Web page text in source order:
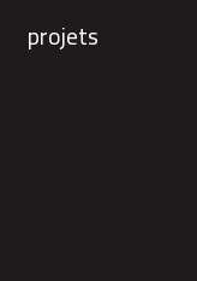
projets